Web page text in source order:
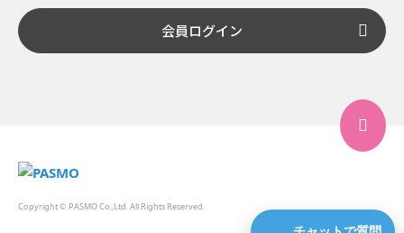
会員ログイン
Copyright © PASMO Co.,Ltd. All Rights Reserved.